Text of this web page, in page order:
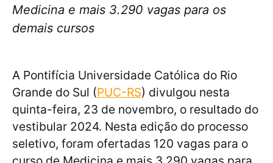
Medicina e mais 3.290 vagas para os
demais cursos
A Pontifícia Universidade Católica do Rio
Grande do Sul (PUC-RS) divulgou nesta
quinta-feira, 23 de novembro, o resultado do
vestibular 2024. Nesta edição do processo
seletivo, foram ofertadas 120 vagas para o